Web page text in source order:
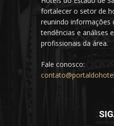
fortalecer o setor de
reunindo informações
tendências e análises
profissionais da área.
Fale conosco: